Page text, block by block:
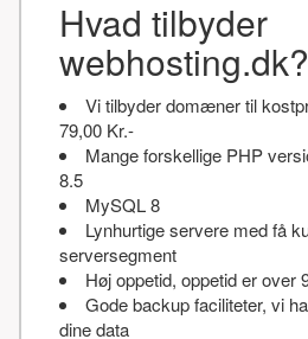
Hvad tilbyder
webhosting.dk?
Vi tilbyder domæner til
79,00 Kr.-
Mange forskellige PHP
8.5
MySQL 8
Lynhurtige servere med få
serversegment
Høj oppetid, oppetid er over
Gode backup faciliteter, vi
dine data